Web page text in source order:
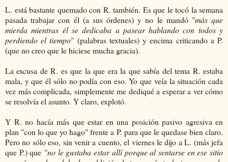
L. está bastante quemado con R. también. Es que le tocó la semana
pasada trabajar con él (a sus órdenes) y no le mandó "más que
mierda mientras él se dedicaba a pasear hablando con todos y
perdiendo el tiempo" (palabras textuales) y encima criticando a P.
(que no creo que le hiciese mucha gracia).
La excusa de R. es que la que era la que sabía del tema R. estaba
mala, y que él sólo no podía con eso. Yo que veía la situación cada
vez más complicada, simplemente me dediqué a esperar a ver cómo
se resolvía el asunto. Y claro, explotó.
Y R. no hacía más que estar en una posición pasivo agresiva en
plan "con lo que yo hago" frente a P. para que le quedase bien claro.
Pero no sólo eso, sin venir a cuento, el viernes le dijo a L. (más jefa
que P.) que "no le gustaba estar allí porque al sentarse en ese sitio